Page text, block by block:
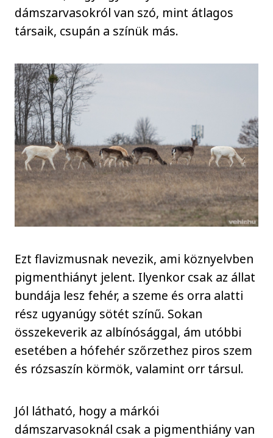
dámszarvasokról van szó, mint átlagos
társaik, csupán a színük más.
Ezt flavizmusnak nevezik, ami köznyelvben
pigmenthiányt jelent. Ilyenkor csak az állat
bundája lesz fehér, a szeme és orra alatti
rész ugyanúgy sötét színű. Sokan
összekeverik az albínósággal, ám utóbbi
esetében a hófehér szőrzethez piros szem
és rózsaszín körmök, valamint orr társul.
Jól látható, hogy a márkói
dámszarvasoknál csak a pigmenthiány van